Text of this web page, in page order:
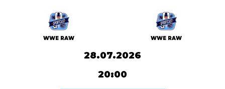
WWE RAW WWE RAW
28.07.2026
20:00